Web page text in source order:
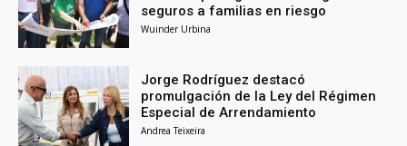
seguros a familias en riesgo
Wuinder Urbina
Jorge Rodríguez destacó
promulgación de la Ley del Régimen
Especial de Arrendamiento
Andrea Teixeira